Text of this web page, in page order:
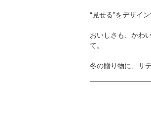
“見せる”をデザイ
おいしさも、かわ
て。
冬の贈り物に、サ